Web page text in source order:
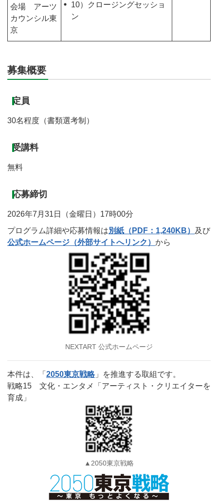
会場 アーツ
カウンシル東
京
10）クロージングセッショ
ン
募集概要
定員
30名程度（書類選考制）
受講料
無料
応募締切
2026年7月31日（金曜日）17時00分
プログラム詳細や応募情報は別紙（PDF：1,240KB）
及び
公式ホームページ（外部サイトへリンク） から
NEXTART 公式ホームページ
本件は、「 2050東京戦略」を推進する取組です。
戦略15 文化・エンタメ「アーティスト・クリエイターを
育成」
▲2050東京戦略